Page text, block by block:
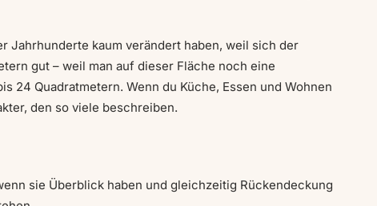
Jahrhunderte kaum verändert haben, weil sich der
gut – weil man auf dieser Fläche noch eine
24 Quadratmetern. Wenn du Küche, Essen und Wohnen
den so viele beschreiben.
sie Überblick haben und gleichzeitig Rückendeckung